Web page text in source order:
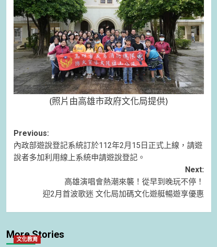
(照片由高雄市政府文化局提供)
Post
navigation
Previous:
內政部遊說登記系統訂於112年2月15日正式上線，請遊
說者多加利用線上系統申請遊說登記。
Next:
高雄演唱會熱潮來襲！從早到晚玩不停！
迎2月首波歌迷 文化局加碼文化遊艇暢遊享優惠
More Stories
文化教育